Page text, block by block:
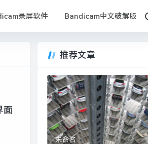
录屏软件 Bandicam中文破解版
面
推荐文章
未命名